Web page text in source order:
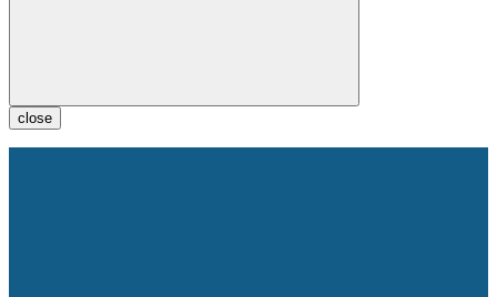
close